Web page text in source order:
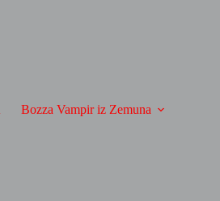
Bozza Vampir iz Zemuna